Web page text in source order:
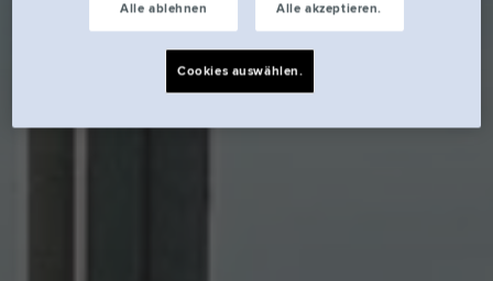
Alle ablehnen Alle akzeptieren.
Cookies auswählen.